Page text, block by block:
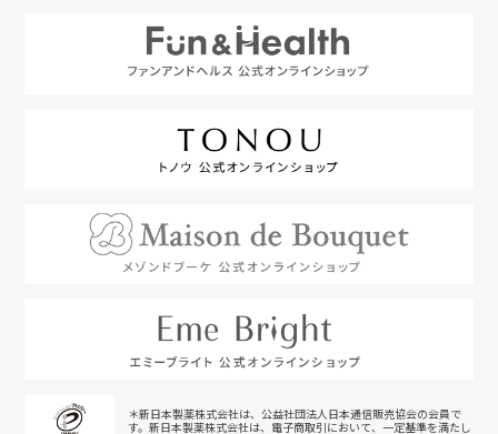
＊新日本製薬株式会社は、公益社団法人日本通信販売協会の会員で
す。新日本製薬株式会社は、電子商取引において、一定基準を満たし